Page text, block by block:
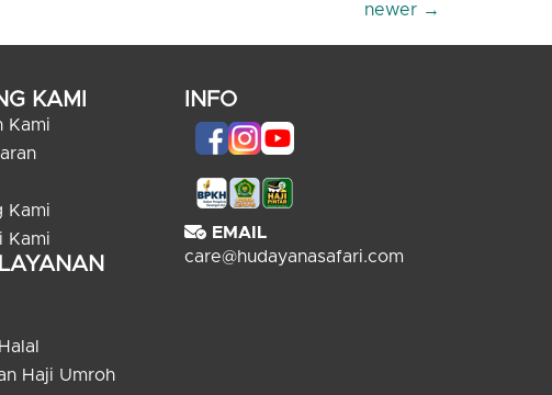
newer →
KAMI
Kami
Kami
Kami
Haji Umroh
INFO
EMAIL
care@hudayanasafari.com